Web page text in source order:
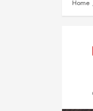
Home